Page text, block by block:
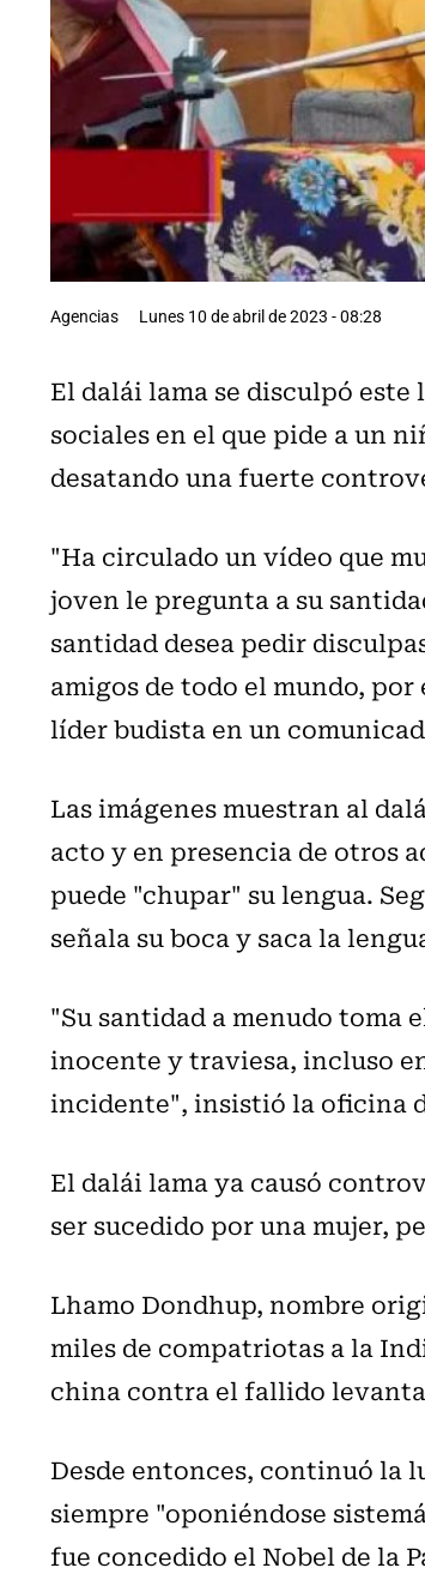
Agencias Lunes 10 de abril de 2023 - 08:28
El dalái lama se disculpó
sociales en el que pide a un
desatando una fuerte
"Ha circulado un vídeo que
joven le pregunta a su
santidad desea pedir
amigos de todo el mundo,
líder budista en un
Las imágenes muestran al
acto y en presencia de otros
puede "chupar" su lengua.
señala su boca y saca la
"Su santidad a menudo toma
inocente y traviesa, incluso
incidente", insistió la oficina
El dalái lama ya causó
ser sucedido por una mujer,
Lhamo Dondhup, nombre
miles de compatriotas a la
china contra el fallido
Desde entonces, continuó la
siempre "oponiéndose
fue concedido el Nobel de la